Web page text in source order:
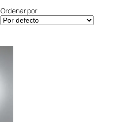
Ordenar por